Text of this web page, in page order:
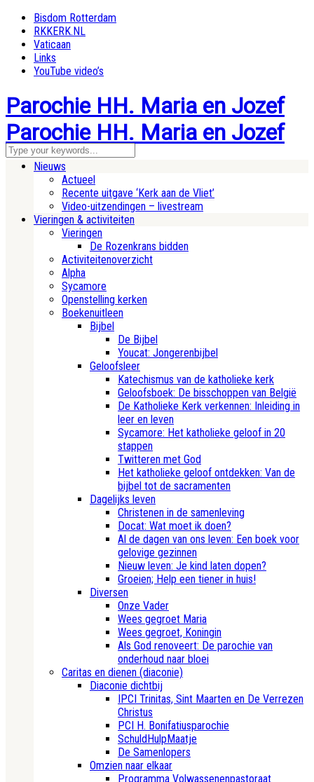
Bisdom Rotterdam
RKKERK.NL
Vaticaan
Links
YouTube video’s
Parochie HH. Maria en Jozef
Parochie HH. Maria en Jozef
Nieuws
Actueel
Recente uitgave ‘Kerk aan de Vliet’
Video-uitzendingen – livestream
Vieringen & activiteiten
Vieringen
De Rozenkrans bidden
Activiteitenoverzicht
Alpha
Sycamore
Openstelling kerken
Boekenuitleen
Bijbel
De Bijbel
Youcat: Jongerenbijbel
Geloofsleer
Katechismus van de katholieke kerk
Geloofsboek: De bisschoppen van België
De Katholieke Kerk verkennen: Inleiding in
leer en leven
Sycamore: Het katholieke geloof in 20
stappen
Twitteren met God
Het katholieke geloof ontdekken: Van de
bijbel tot de sacramenten
Dagelijks leven
Christenen in de samenleving
Docat: Wat moet ik doen?
Al de dagen van ons leven: Een boek voor
gelovige gezinnen
Nieuw leven: Je kind laten dopen?
Groeien; Help een tiener in huis!
Diversen
Onze Vader
Wees gegroet Maria
Wees gegroet, Koningin
Als God renoveert: De parochie van
onderhoud naar bloei
Caritas en dienen (diaconie)
Diaconie dichtbij
IPCI Trinitas, Sint Maarten en De Verrezen
Christus
PCI H. Bonifatiusparochie
SchuldHulpMaatje
De Samenlopers
Omzien naar elkaar
Programma Volwassenenpastoraat